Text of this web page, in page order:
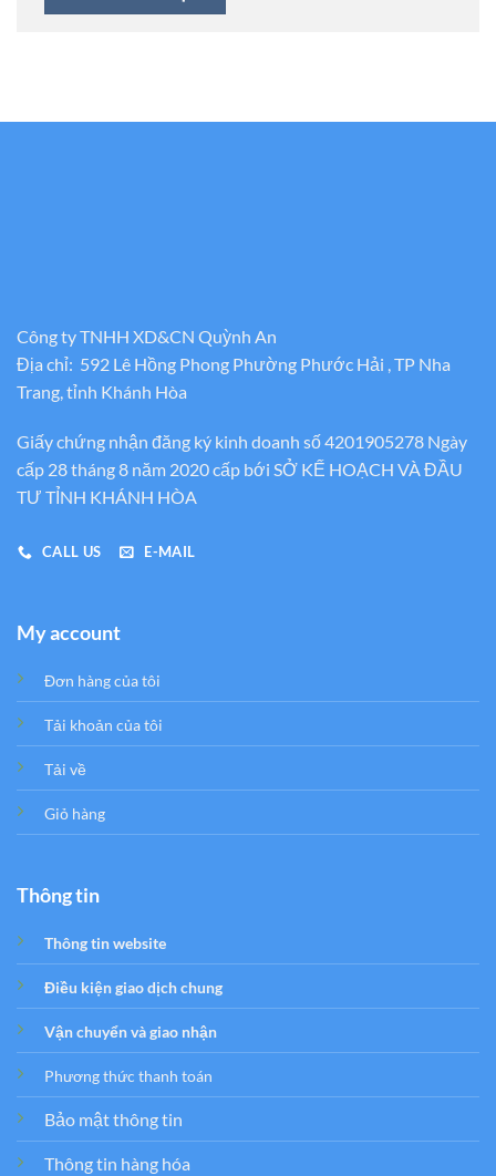
Công ty TNHH XD&CN Quỳnh An
Địa chỉ: 592 Lê Hồng Phong Phường Phước Hải , TP Nha
Trang, tỉnh Khánh Hòa
Giấy chứng nhận đăng ký kinh doanh số 4201905278 Ngày
cấp 28 tháng 8 năm 2020 cấp bới SỞ KẾ HOẠCH VÀ ĐẦU
TƯ TỈNH KHÁNH HÒA
CALL US E-MAIL
My account
Đơn hàng của tôi
Tải khoản của tôi
Tải về
Giỏ hàng
Thông tin
Thông tin website
Điều kiện giao dịch chung
Vận chuyển và giao nhận
Phương thức thanh toán
Bảo mật thông tin
Thông tin hàng hóa